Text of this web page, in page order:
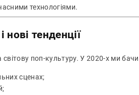
технологіями.
тенденції
поп-культуру. У 2020-х ми
сценах;